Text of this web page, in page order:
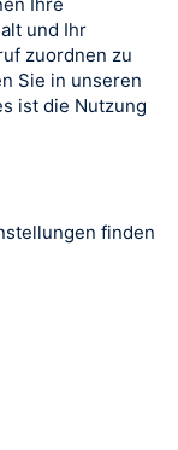
und Ihr
zuordnen zu
Sie in unseren
ist die Nutzung
finden